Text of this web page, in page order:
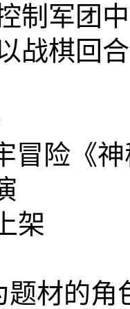
制军团
战棋回
冒险《
架
材的角